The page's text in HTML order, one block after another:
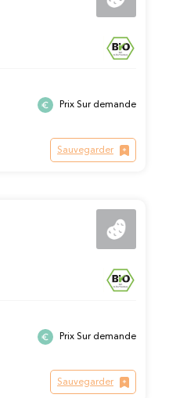
Prix Sur demande
Sauvegarder
Prix Sur demande
Sauvegarder